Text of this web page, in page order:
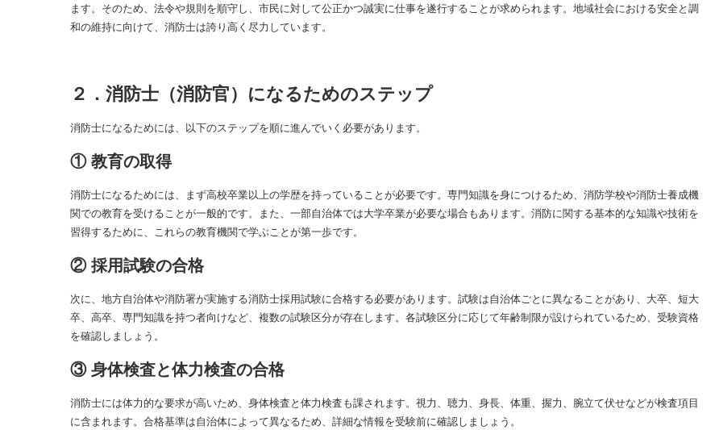
ます。そのため、法令や規則を順守し、市民に対して公正かつ誠実に仕事を遂行することが求められます。地域社会における安全と調
和の維持に向けて、消防士は誇り高く尽力しています。
２．消防士（消防官）になるためのステップ
消防士になるためには、以下のステップを順に進んでいく必要があります。
① 教育の取得
消防士になるためには、まず高校卒業以上の学歴を持っていることが必要です。専門知識を身につけるため、消防学校や消防士養成機
関での教育を受けることが一般的です。また、一部自治体では大学卒業が必要な場合もあります。消防に関する基本的な知識や技術を
習得するために、これらの教育機関で学ぶことが第一歩です。
② 採用試験の合格
次に、地方自治体や消防署が実施する消防士採用試験に合格する必要があります。試験は自治体ごとに異なることがあり、大卒、短大
卒、高卒、専門知識を持つ者向けなど、複数の試験区分が存在します。各試験区分に応じて年齢制限が設けられているため、受験資格
を確認しましょう。
③ 身体検査と体力検査の合格
消防士には体力的な要求が高いため、身体検査と体力検査も課されます。視力、聴力、身長、体重、握力、腕立て伏せなどが検査項目
に含まれます。合格基準は自治体によって異なるため、詳細な情報を受験前に確認しましょう。